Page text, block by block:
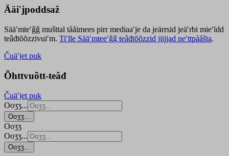
Ääiʹjpoddsaž
Sääʹmteʹǧǧ mušttal tååimees pirr mediaaʹje da jeärrsid jeäʹrbi mieʹldd
teâđtõõzzivuiʹm. Tiʹlle Sääʹmteeʹǧǧ teâđtõõzzid jiijjad neʹttpååšta.
Čuäʹjet puk
Õhttvuõtt-teâđ
Čuäʹjet puk
Ooʒʒ...
Ooʒʒ...
Ooʒʒ
Ooʒʒ...
Ooʒʒ...